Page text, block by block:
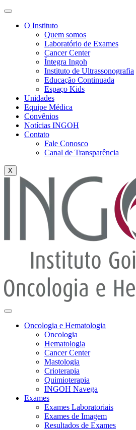
O Instituto
Quem somos
Laboratório de Exames
Cancer Center
Íntegra Ingoh
Instituto de Ultrassonografia
Educação Continuada
Espaço Kids
Unidades
Equipe Médica
Convênios
Notícias INGOH
Contato
Fale Conosco
Canal de Transparência
X
Oncologia e Hematologia
Oncologia
Hematologia
Cancer Center
Mastologia
Crioterapia
Quimioterapia
INGOH Navega
Exames
Exames Laboratoriais
Exames de Imagem
Resultados de Exames